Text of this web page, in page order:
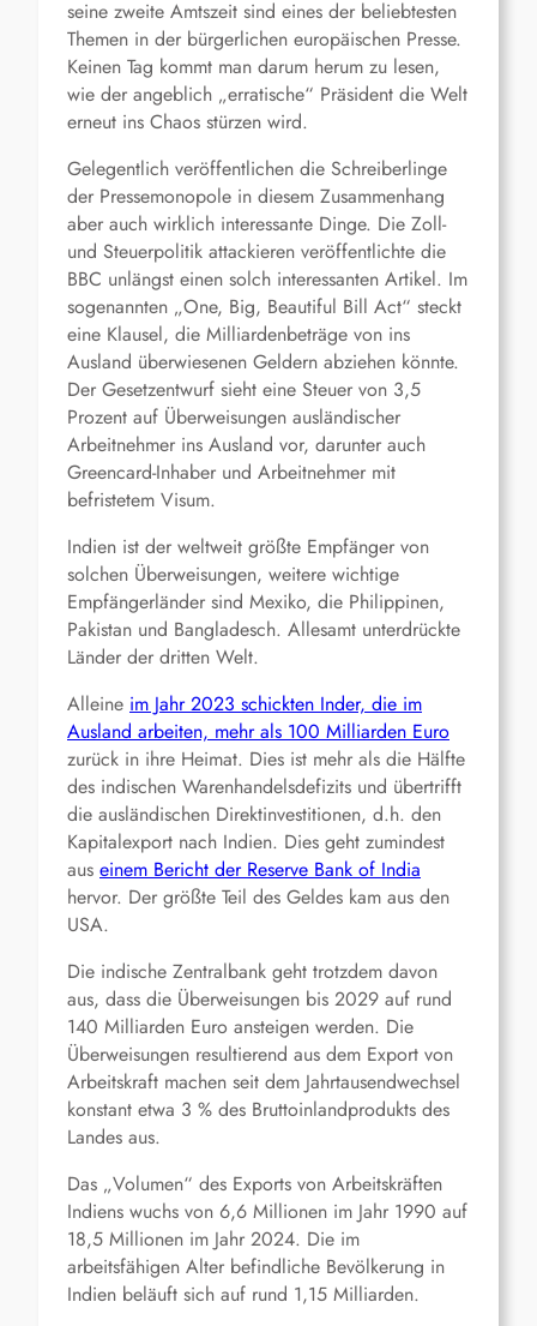
seine zweite Amtszeit sind eines der beliebtesten
Themen in der bürgerlichen europäischen Presse.
Keinen Tag kommt man darum herum zu lesen,
wie der angeblich „erratische“ Präsident die Welt
erneut ins Chaos stürzen wird.
Gelegentlich veröffentlichen die Schreiberlinge
der Pressemonopole in diesem Zusammenhang
aber auch wirklich interessante Dinge. Die Zoll-
und Steuerpolitik attackieren veröffentlichte die
BBC unlängst einen solch interessanten Artikel. Im
sogenannten „One, Big, Beautiful Bill Act“ steckt
eine Klausel, die Milliardenbeträge von ins
Ausland überwiesenen Geldern abziehen könnte.
Der Gesetzentwurf sieht eine Steuer von 3,5
Prozent auf Überweisungen ausländischer
Arbeitnehmer ins Ausland vor, darunter auch
Greencard-Inhaber und Arbeitnehmer mit
befristetem Visum.
Indien ist der weltweit größte Empfänger von
solchen Überweisungen, weitere wichtige
Empfängerländer sind Mexiko, die Philippinen,
Pakistan und Bangladesch. Allesamt unterdrückte
Länder der dritten Welt.
Alleine im Jahr 2023 schickten Inder, die im
Ausland arbeiten, mehr als 100 Milliarden Euro
zurück in ihre Heimat. Dies ist mehr als die Hälfte
des indischen Warenhandelsdefizits und übertrifft
die ausländischen Direktinvestitionen, d.h. den
Kapitalexport nach Indien. Dies geht zumindest
aus einem Bericht der Reserve Bank of India
hervor. Der größte Teil des Geldes kam aus den
USA.
Die indische Zentralbank geht trotzdem davon
aus, dass die Überweisungen bis 2029 auf rund
140 Milliarden Euro ansteigen werden. Die
Überweisungen resultierend aus dem Export von
Arbeitskraft machen seit dem Jahrtausendwechsel
konstant etwa 3 % des Bruttoinlandprodukts des
Landes aus.
Das „Volumen“ des Exports von Arbeitskräften
Indiens wuchs von 6,6 Millionen im Jahr 1990 auf
18,5 Millionen im Jahr 2024. Die im
arbeitsfähigen Alter befindliche Bevölkerung in
Indien beläuft sich auf rund 1,15 Milliarden.